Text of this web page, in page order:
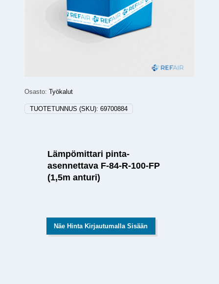
Osasto: Työkalut
TUOTETUNNUS (SKU): 69700884
Lämpömittari pinta-
asennettava F-84-R-100-FP
(1,5m anturi)
Näe Hinta Kirjautumalla Sisään